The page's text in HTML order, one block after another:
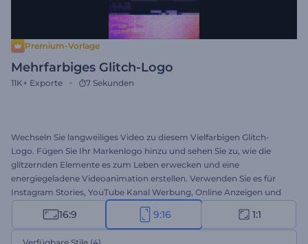
Premium-Vorlage
Mehrfarbiges Glitch-Logo
11K+ Exporte 7 Sekunden
Wechseln Sie langweiliges Video zu diesem Vielfarbigen Glitch-
Logo. Fügen Sie Ihr Markenlogo hinzu und sehen Sie zu, wie die
glitzernden Elemente es zum Leben erwecken und eine
energiegeladene Videoanimation erstellen. Verwenden Sie es für
Instagram Stories, YouTube Kanal Werbung, Online Anzeigen und
viele andere Projekte. Nutzen Sie die Kraft chaotischer Störungen.
Probieren Sie diese Vorlage jetzt aus.
16:9 9:16 1:1